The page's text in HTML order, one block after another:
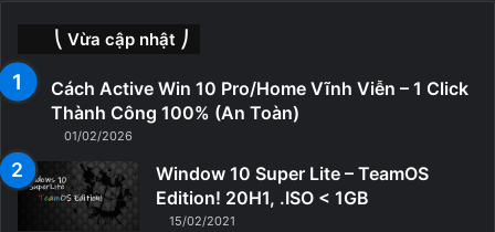
⎝ Vừa cập nhật ⎠
Cách Active Win 10 Pro/Home Vĩnh Viễn – 1 Click
Thành Công 100% (An Toàn)
01/02/2026
Window 10 Super Lite – TeamOS
Edition! 20H1, .ISO < 1GB
15/02/2021